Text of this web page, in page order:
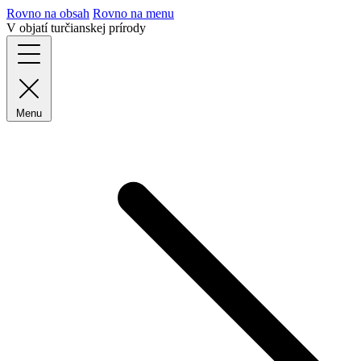
Rovno na obsah Rovno na menu
V objatí turčianskej prírody
Menu